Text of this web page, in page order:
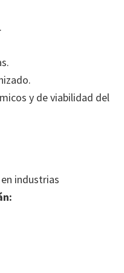
y de viabilidad del
industrias